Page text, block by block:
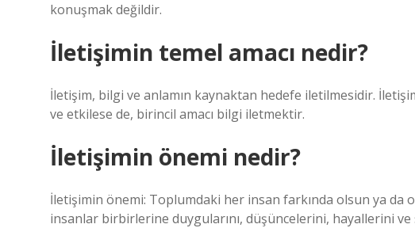
konuşmak değildir.
İletişimin temel amacı nedir?
İletişim, bilgi ve anlamın kaynaktan hedefe iletilmesidir.
ve etkilese de, birincil amacı bilgi iletmektir.
İletişimin önemi nedir?
İletişimin önemi: Toplumdaki her insan farkında olsun ya
insanlar birbirlerine duygularını, düşüncelerini, hayallerini